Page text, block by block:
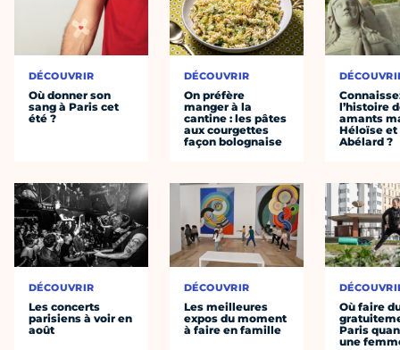
DÉCOUVRIR
Où donner son
sang à Paris cet
été ?
DÉCOUVRIR
Les concerts
parisiens à voir en
août
DÉCOUVRIR
On préfère
manger à la
cantine : les pâtes
aux courgettes
façon bolognaise
DÉCOUVRIR
Les meilleures
expos du moment
à faire en famille
l’histoire
amants
Héloïse et
Abélard ?
Où faire
Paris
une